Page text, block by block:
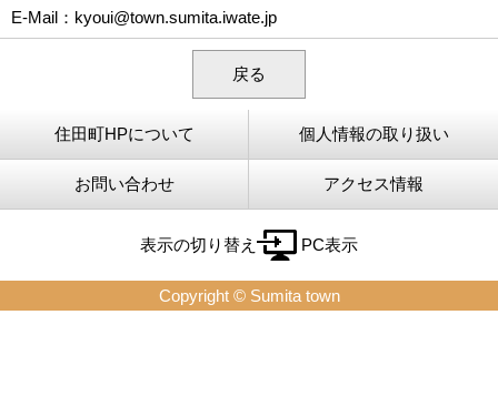
E-Mail ： kyoui@town.sumita.iwate.jp
戻る
住田町HPについて 個人情報の取り扱い
お問い合わせ アクセス情報
表示の切り替え PC表示
Copyright © Sumita town